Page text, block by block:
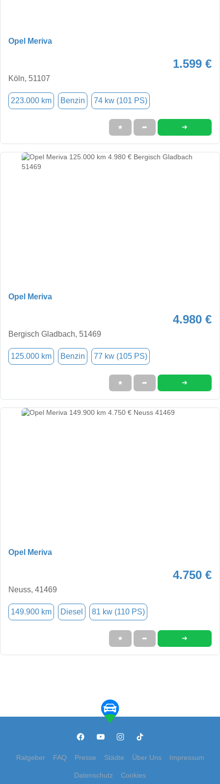
Opel Meriva
1.599 €
Köln, 51107
223.000 km Benzin 74 kw (101 PS)
★ ➦ ➜
Opel Meriva
4.980 €
Bergisch Gladbach, 51469
125.000 km Benzin 77 kw (105 PS)
★ ➦ ➜
Opel Meriva
4.750 €
Neuss, 41469
149.900 km Diesel 81 kw (110 PS)
★ ➦ ➜
Ratgeber FAQ Presse Städte Über Uns Impressum
Datenschutz Cookies